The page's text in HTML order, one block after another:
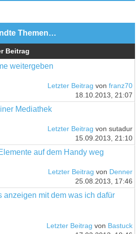
Themen…
Beitrag
weitergeben
Letzter Beitrag von franz70
18.10.2013, 21:07
Mediathek
Letzter Beitrag von sutadur
15.09.2013, 21:10
auf dem Handy weg
Letzter Beitrag von Denner
25.08.2013, 17:46
anzeigen mit dem was ich dafür
Letzter Beitrag von Bastuck